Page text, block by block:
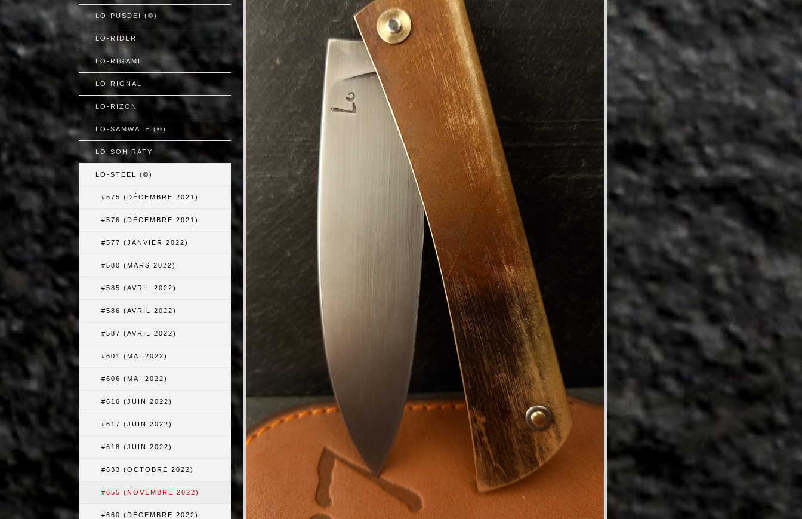
LO-PUSDEI (©)
LO-RIDER
LO-RIGAMI
LO-RIGNAL
LO-RIZON
LO-SAMWALE (©)
LO-SOHIRATY
LO-STEEL (©)
#575 (DÉCEMBRE 2021)
#576 (DÉCEMBRE 2021)
#577 (JANVIER 2022)
#580 (MARS 2022)
#585 (AVRIL 2022)
#586 (AVRIL 2022)
#587 (AVRIL 2022)
#601 (MAI 2022)
#606 (MAI 2022)
#616 (JUIN 2022)
#617 (JUIN 2022)
#618 (JUIN 2022)
#633 (OCTOBRE 2022)
#655 (NOVEMBRE 2022)
#660 (DÉCEMBRE 2022)